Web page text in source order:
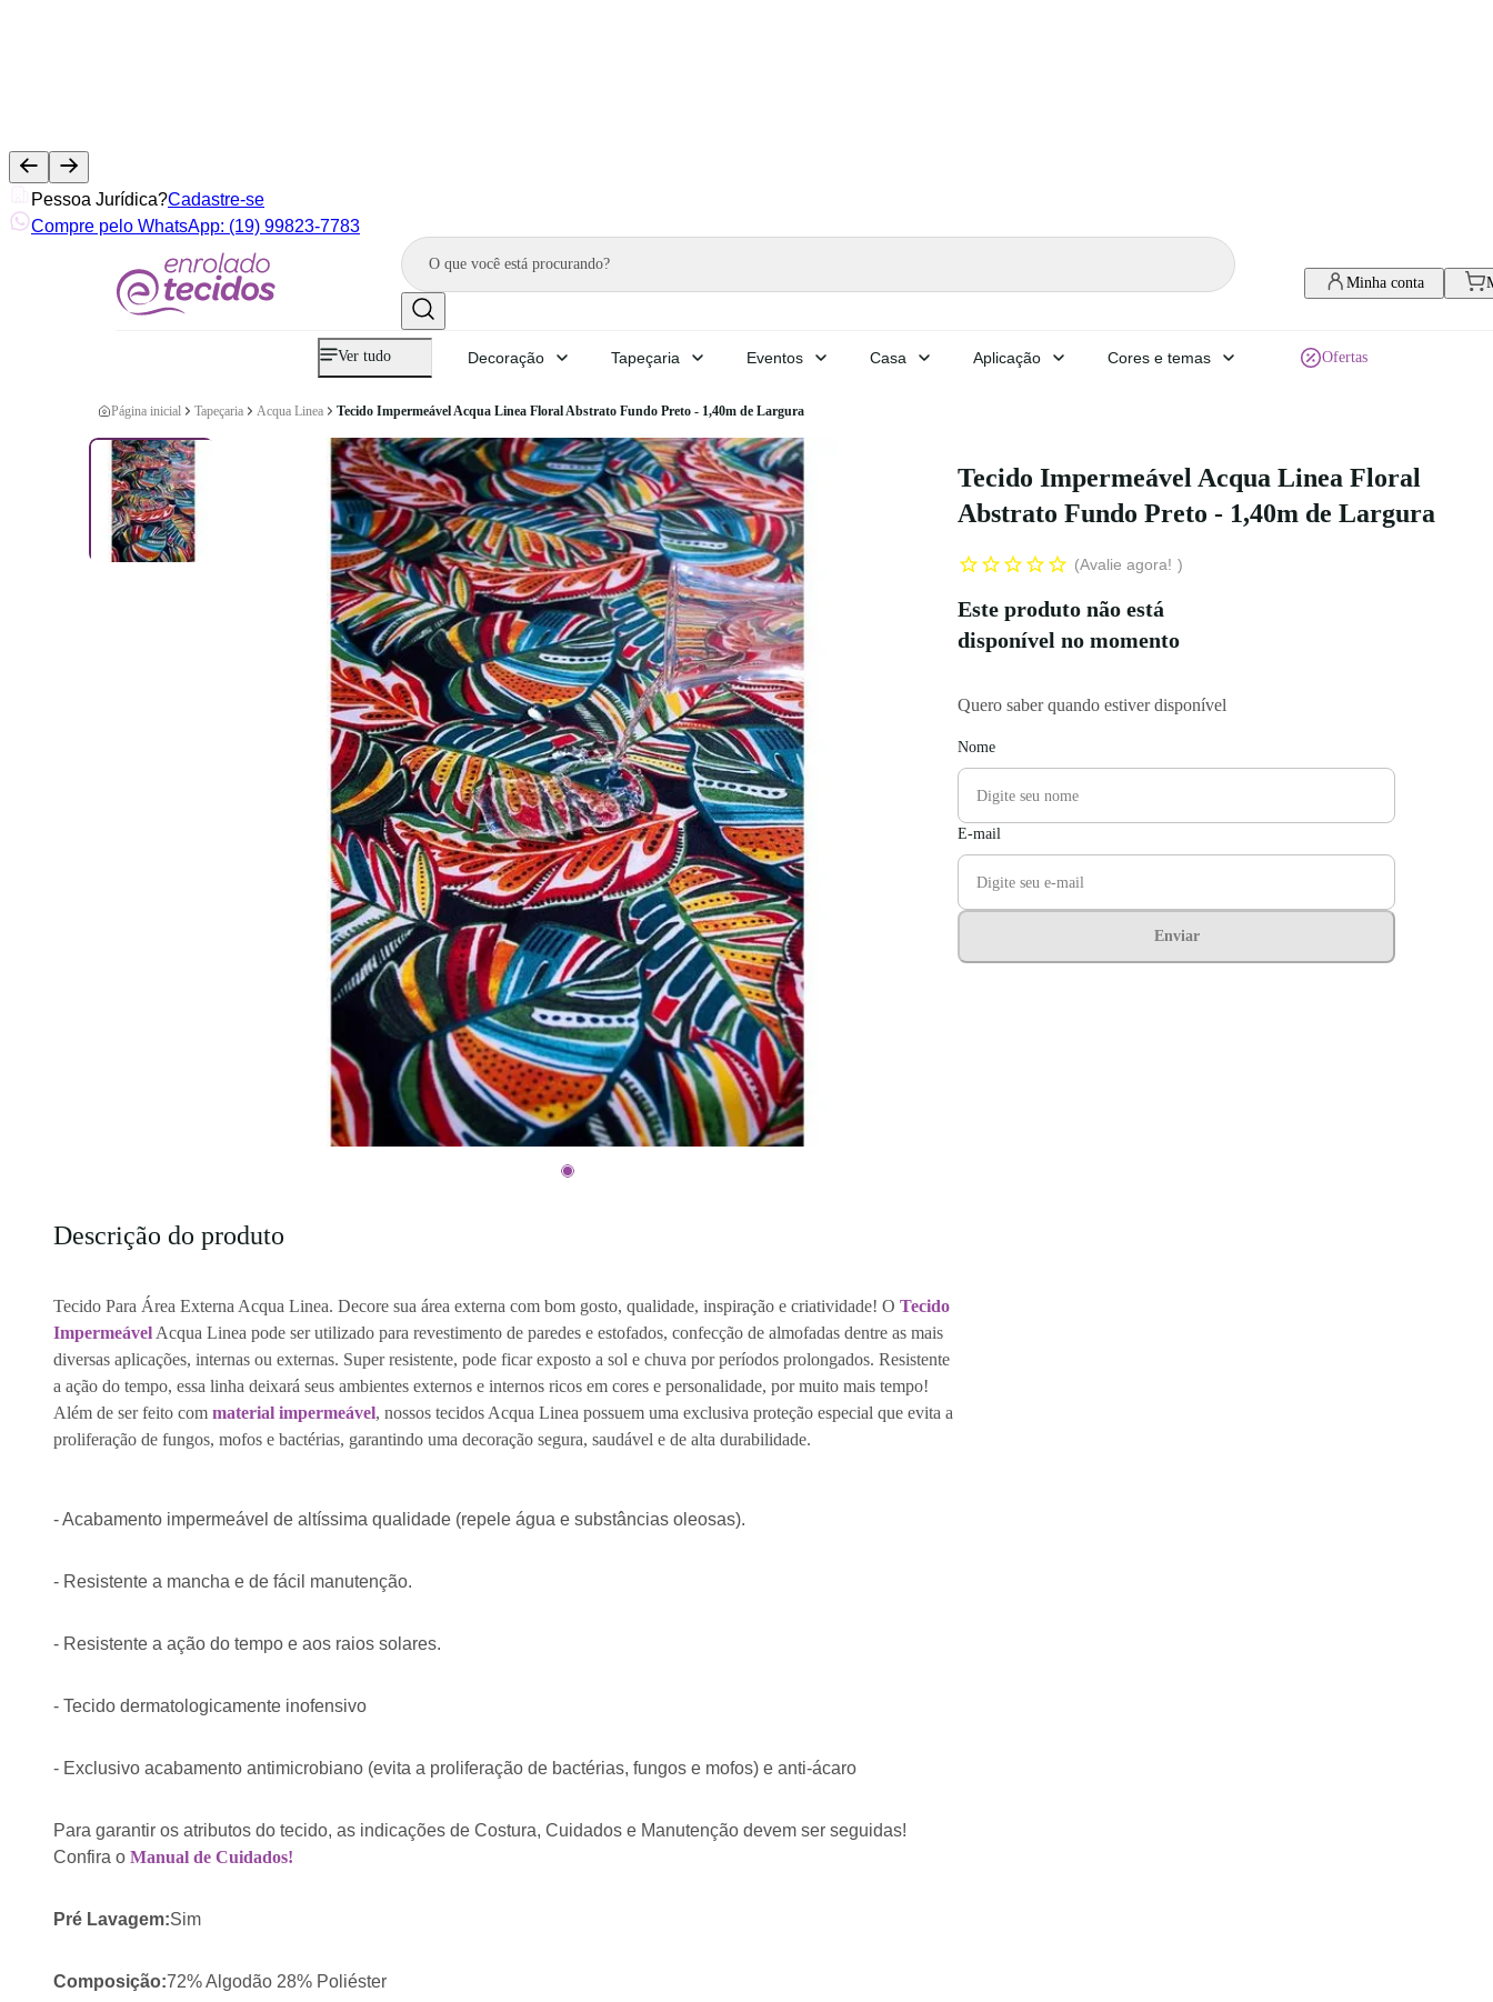
Pessoa Jurídica?Cadastre-se
Compre pelo WhatsApp: (19) 99823-7783
Minha conta
Ver tudo Decoração Tapeçaria Eventos Casa Aplicação Cores e temas Ofertas
Página inicial Tapeçaria Acqua Linea Tecido Impermeável Acqua Linea Floral Abstrato Fundo Preto - 1,40m de Largura
Descrição do produto
Tecido Para Área Externa Acqua Linea. Decore sua área externa com bom gosto, qualidade, inspiração e criatividade! O Tecido
Impermeável Acqua Linea pode ser utilizado para revestimento de paredes e estofados, confecção de almofadas dentre as mais
diversas aplicações, internas ou externas. Super resistente, pode ficar exposto a sol e chuva por períodos prolongados. Resistente
a ação do tempo, essa linha deixará seus ambientes externos e internos ricos em cores e personalidade, por muito mais tempo!
Além de ser feito com material impermeável, nossos tecidos Acqua Linea possuem uma exclusiva proteção especial que evita a
proliferação de fungos, mofos e bactérias, garantindo uma decoração segura, saudável e de alta durabilidade.
- Acabamento impermeável de altíssima qualidade (repele água e substâncias oleosas).
- Resistente a mancha e de fácil manutenção.
- Resistente a ação do tempo e aos raios solares.
- Tecido dermatologicamente inofensivo
- Exclusivo acabamento antimicrobiano (evita a proliferação de bactérias, fungos e mofos) e anti-ácaro
Para garantir os atributos do tecido, as indicações de Costura, Cuidados e Manutenção devem ser seguidas!
Confira o Manual de Cuidados!
Pré Lavagem:Sim
Composição:72% Algodão 28% Poliéster
Tecido Impermeável Acqua Linea Floral
Abstrato Fundo Preto - 1,40m de Largura
Avalie agora!
Este produto não está
disponível no momento
Quero saber quando estiver disponível
Nome
E-mail
Enviar